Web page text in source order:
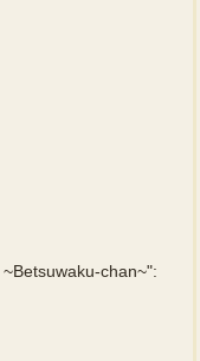
chan~":